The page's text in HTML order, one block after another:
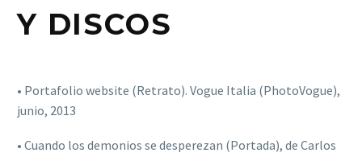
Y DISCOS
• Portafolio website (Retrato). Vogue Italia (PhotoVogue),
junio, 2013
• Cuando los demonios se desperezan (Portada), de Carlos